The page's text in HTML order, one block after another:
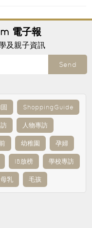
電子報
及親子資訊
Send
ShoppingGuide
人物專訪
幼稚園 孕婦
IB放榜 學校專訪
母乳 毛孩